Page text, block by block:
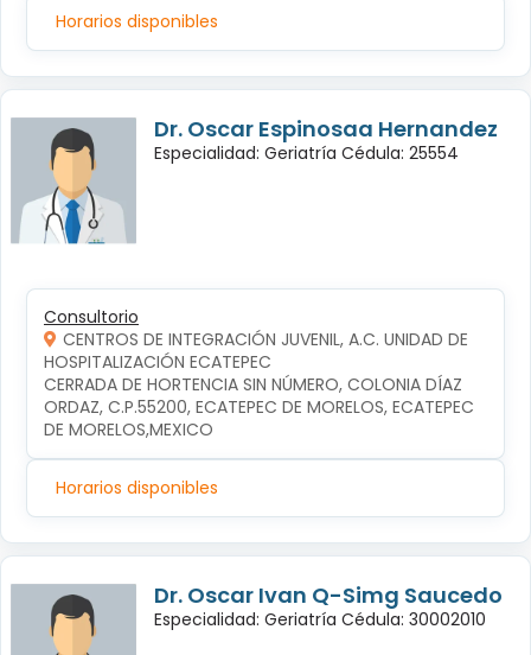
Horarios disponibles
Dr. Oscar Espinosaa Hernandez
Especialidad: Geriatría Cédula: 25554
Consultorio
CENTROS DE INTEGRACIÓN JUVENIL, A.C. UNIDAD DE
HOSPITALIZACIÓN ECATEPEC
CERRADA DE HORTENCIA SIN NÚMERO, COLONIA DÍAZ
ORDAZ, C.P.55200, ECATEPEC DE MORELOS, ECATEPEC
DE MORELOS,MEXICO
Horarios disponibles
Dr. Oscar Ivan Q-Simg Saucedo
Especialidad: Geriatría Cédula: 30002010